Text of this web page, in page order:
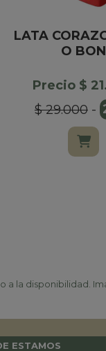
LATA
O BON
Precio $
$ 29.000-
la disponibilidad.
ESTAMOS